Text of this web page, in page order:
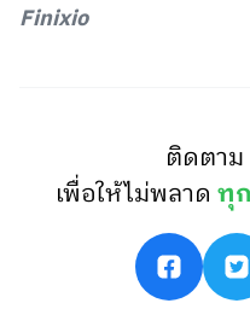
Finixio
ติดตาม
เพื่อให้ไม่พลาดทุ